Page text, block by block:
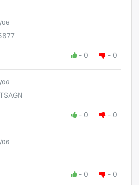
06
- 0 - 0
06
- 0 - 0
06
- 0 - 0